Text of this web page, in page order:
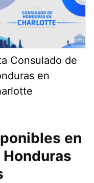
Consulado de
en
en